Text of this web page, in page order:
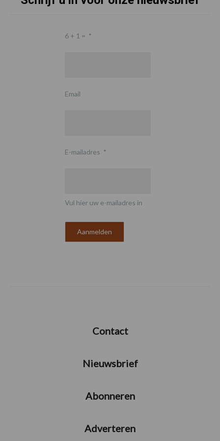
6 + 1 = *
Email
E-mailadres *
Vul hier uw e-mailadres in
Contact
Nieuwsbrief
Abonneren
Adverteren